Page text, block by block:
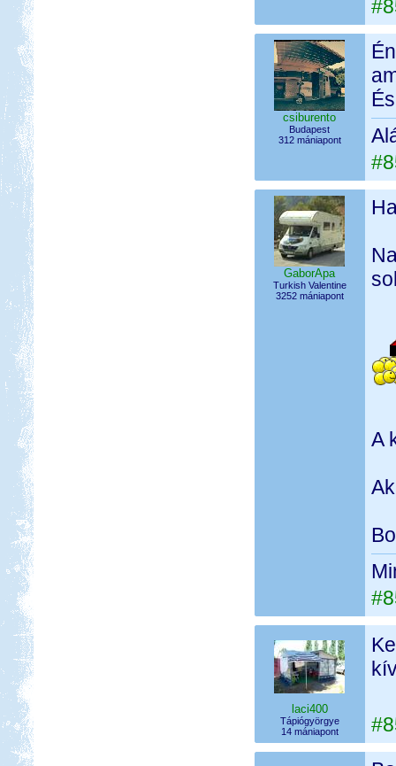
csiburento
Budapest
312 mániapont
GaborApa
Turkish Valentine
3252 mániapont
A
laci400
Tápiógyörgye
14 mániapont